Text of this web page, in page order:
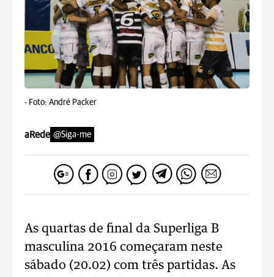
- Foto: André Packer
aRede @Siga-me
As quartas de final da Superliga B
masculina 2016 começaram neste
sábado (20.02) com três partidas. As